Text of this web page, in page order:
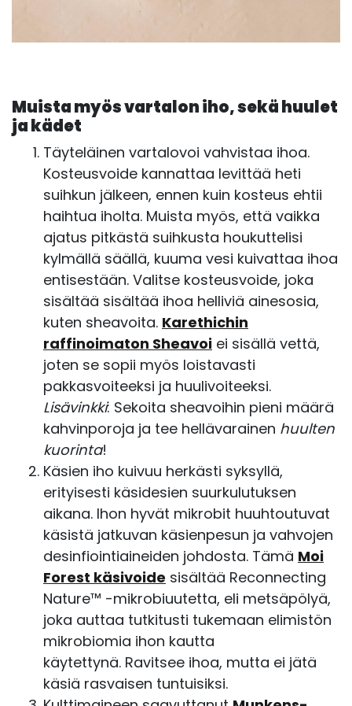
Muista myös vartalon iho, sekä huulet
ja kädet
Täyteläinen vartalovoi vahvistaa ihoa.
Kosteusvoide kannattaa levittää heti
suihkun jälkeen, ennen kuin kosteus ehtii
haihtua iholta. Muista myös, että vaikka
ajatus pitkästä suihkusta houkuttelisi
kylmällä säällä, kuuma vesi kuivattaa ihoa
entisestään. Valitse kosteusvoide, joka
sisältää sisältää ihoa helliviä ainesosia,
kuten sheavoita. Karethichin
raffinoimaton Sheavoi ei sisällä vettä,
joten se sopii myös loistavasti
pakkasvoiteeksi ja huulivoiteeksi.
Lisävinkki: Sekoita sheavoihin pieni määrä
kahvinporoja ja tee hellävarainen huulten
kuorinta!
Käsien iho kuivuu herkästi syksyllä,
erityisesti käsidesien suurkulutuksen
aikana. Ihon hyvät mikrobit huuhtoutuvat
käsistä jatkuvan käsienpesun ja vahvojen
desinfiointiaineiden johdosta. Tämä Moi
Forest käsivoide sisältää Reconnecting
Nature™ -mikrobiuutetta, eli metsäpölyä,
joka auttaa tutkitusti tukemaan elimistön
mikrobiomia ihon kautta
käytettynä. Ravitsee ihoa, mutta ei jätä
käsiä rasvaisen tuntuisiksi.